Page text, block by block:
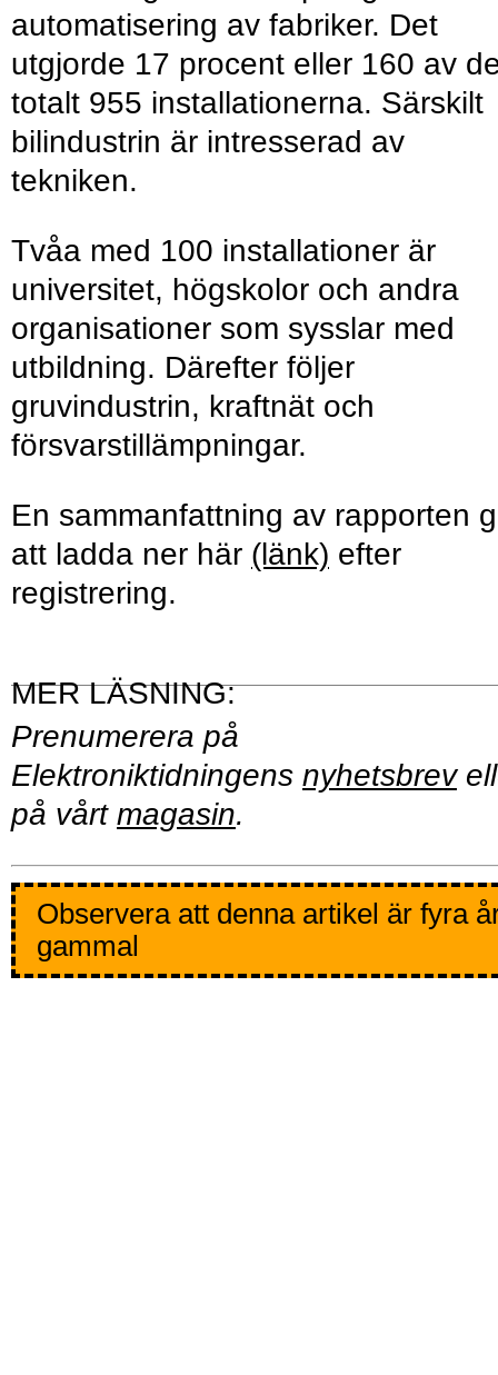
automatisering av fabriker. Det
utgjorde 17 procent eller 160 av
totalt 955 installationerna. Särskilt
bilindustrin är intresserad av
tekniken.
Tvåa med 100 installationer är
universitet, högskolor och andra
organisationer som sysslar med
utbildning. Därefter följer
gruvindustrin, kraftnät och
försvarstillämpningar.
En sammanfattning av rapporten
att ladda ner här (länk) efter
registrering.
Prenumerera på
Elektroniktidningens nyhetsbrev
på vårt magasin.
Observera att denna artikel är fyra
gammal